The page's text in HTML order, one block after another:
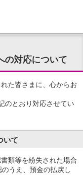
の対応について
た皆さまに、心からお
のとおり対応させてい
いて
類等を紛失された場合
うえ、預金の払戻し